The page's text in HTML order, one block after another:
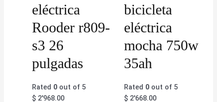
eléctrica
Rooder r809-
s3 26
pulgadas
Rated 0 out of 5
$ 2'968.00
bicicleta
eléctrica
mocha 750w
35ah
Rated 0out of 5
$2'668.00